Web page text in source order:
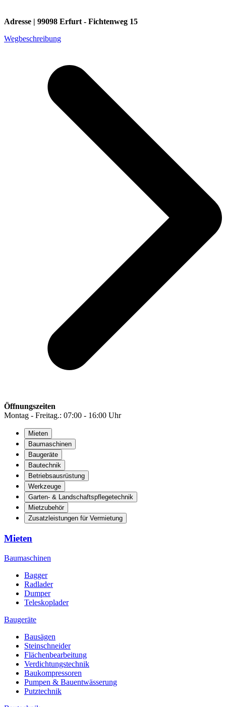
Adresse | 99098 Erfurt - Fichtenweg 15
Wegbeschreibung
Öffnungszeiten
Montag - Freitag.: 07:00 - 16:00 Uhr
Mieten
Baumaschinen
Baugeräte
Bautechnik
Betriebsausrüstung
Werkzeuge
Garten- & Landschaftspflegetechnik
Mietzubehör
Zusatzleistungen für Vermietung
Mieten
Baumaschinen
Bagger
Radlader
Dumper
Teleskoplader
Baugeräte
Bausägen
Steinschneider
Flächenbearbeitung
Verdichtungstechnik
Baukompressoren
Pumpen & Bauentwässerung
Putztechnik